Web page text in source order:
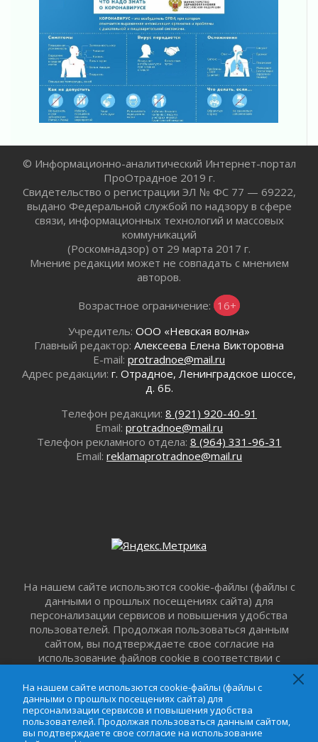
Новые возможности для творчества
31 июля 2026
За сухими цифрами — реальная жизнь
31 июля 2026
От инженера-создателя к волонтёрам
«Созидателям»
Генеральная репетиция векового юбилея
31 июля 2026
Открытое сердце и стремление делать добро
31 июля 2026
Давайте разберемся!
Круглую ригу в Гатчине отреставрируют в
2027 году
Путешествие к западным рубежам
Лаголовская общеобразовательная школа
откроется к концу сентября
Ленобласть наводит порядок на дорогах и в
30 июля 2026
Комфортное лето: в Ленобласти 30 июля
ожидается теплая и сухая погода
30 июля 2026
представят Ленинградскую область на
всероссийском финале в Москве
«Кубок Защитников Отечества» для
ветеранов СВО стартовал в Выборге
30 июля 2026
Заблудившегося пенсионера вывели из леса в
Тосненском районе
30 июля 2026
Редкие птенцы козодоя вылупились во
Всеволожском районе Ленобласти
30 июля 2026
Изменение расписания 565 автобуса
© Информационно-аналитический Интернет-портал
ПроОтрадное 2019 г.
Свидетельство о регистрации ЭЛ № ФС 77 — 69222,
выдано Федеральной службой по надзору в сфере
связи, информационных технологий и массовых
коммуникаций
(Роскомнадзор) от 29 марта 2017 г.
Мнение редакции может не совпадать с мнением
авторов.
Возрастное ограничение: 16+
Учредитель: ООО «Невская волна»
Главный редактор: Алексеева Елена Викторовна
E-mail: protradnoe@mail.ru
Адрес редакции: г. Отрадное, Ленинградское шоссе,
д. 6Б.
Телефон редакции: 8 (921) 920-40-91
Email: protradnoe@mail.ru
Телефон рекламного отдела: 8 (964) 331-96-31
Email: reklamaprotradnoe@mail.ru
На нашем сайте использются cookie-файлы (файлы с
данными о прошлых посещениях сайта) для
персонализации сервисов и повышения удобства
пользователей. Продолжая пользоваться данным
сайтом, вы подтверждаете свое согласие на
использование файлов cookie в соответствии с
соглашениеми Соглашением о
конфиденциальности. Запретить обработку cookie
можно в настройке браузера.
На нашем сайте использются cookie-файлы (файлы с
данными о прошлых посещениях сайта) для
персонализации сервисов и повышения удобства
пользователей. Продолжая пользоваться данным сайтом,
вы подтверждаете свое согласие на использование